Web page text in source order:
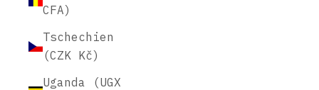
CFA)
Tschechien
(CZK Kč)
Uganda (UGX